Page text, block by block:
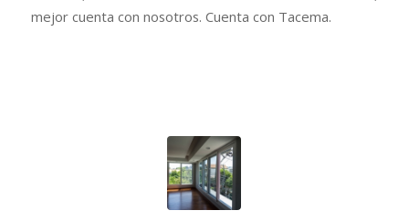
mejor cuenta con nosotros. Cuenta con Tacema.